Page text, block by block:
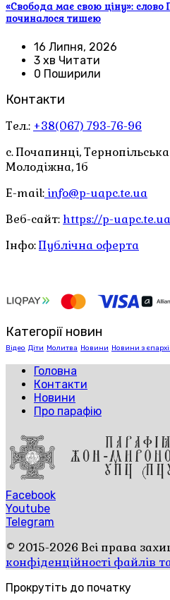
«Свобода має свою ціну»: слово
починалося тишею
16 Липня, 2026
3 хв Читати
0 Поширили
Контакти
Тел.: +38(067) 793-76-96
с. Почапинці,
Молодіжна, 1б
E-mail: info@p-uapc.te.ua
Веб-сайт: https://p-uapc.te.ua
Інфо:Публічна оферта
Категорії новин
Відео Діти Молитва Новини Новини з
Головна
Контакти
Новини
Про парафію
Facebook
Youtube
Telegram
© 2015-2026 Всі права
конфіденційності файлів
Прокрутіть до початку